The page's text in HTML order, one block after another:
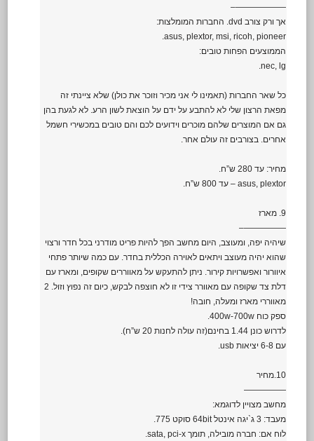
——————–
אך ורק צורב dvd. החברות המומלצות:
asus, plextor, msi, ricoh, pioneer.
הממוצעים הפחות טובים:
nec, lg.
כל שאר החברות (תאמינו לי אני מכיר וזוכר את כולן) שלא ציינתי זה
מפאת הרצון שלי לא להתבע על ידם על הוצאת לשון הרע. לא לגעת בהן
גם אם המוצרים שלהם מוכרים וידועים לכם והם טובים במכשירי חשמל
אחרים. בצורבים זה עולם אחר.
מחיר: עד 280 ש”ח.
asus, plextor – עד 800 ש”ח.
9. מארז
—————–
שיהיה יפה, ומעוצב, היום מחשב הפך להיות פריט מודרני בכל חדר ורצוי
שהוא יהיה מעוצב ויתאים לאוירה הכללית בחדר. עם כמה שיותר פתחי
איוורור ואפשרויות קירור. ניתן להתעקש על מאווררים שקופים, ומארז עם
דלת צד שקופה עם מאוורר צידי זו לא חוצפה לבקש, כיום זה נפוץ וזול. 2
מאווררי מארז ומעלה, חובה!
ספק כוח 400w-700w.
לדרוש כונן 1.44 בחינם(זה עולה לחנות 20 ש”ח).
עם 6-8 יציאות usb.
10.מחיר
—————
מחשב מצויין לדוגמא:
מעבד: 3 ג`יגה אינטל 64bit סוקט 775.
לוח אם: חברה מובילה, תומך sata, pci-x.